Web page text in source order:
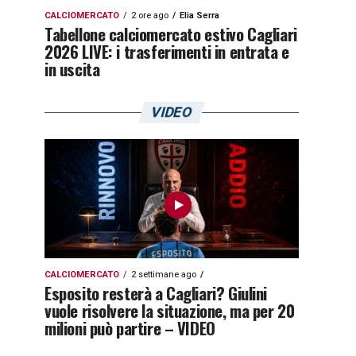
CALCIOMERCATO 2 ore ago Elia Serra
Tabellone calciomercato estivo Cagliari
2026 LIVE: i trasferimenti in entrata e
in uscita
VIDEO
CALCIOMERCATO 2 settimane ago
Esposito resterà a Cagliari? Giulini
vuole risolvere la situazione, ma per 20
milioni può partire – VIDEO